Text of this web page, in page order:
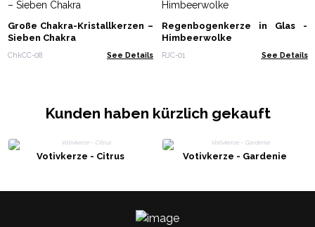
Große Chakra-Kristallkerzen –
Sieben Chakra
ChkCC-08 See Details
Regenbogenkerze in Glas -
Himbeerwolke
RJC-01 See Details
Kunden haben kürzlich gekauft
Votivkerze - Citrus Votivkerze - Gardenie